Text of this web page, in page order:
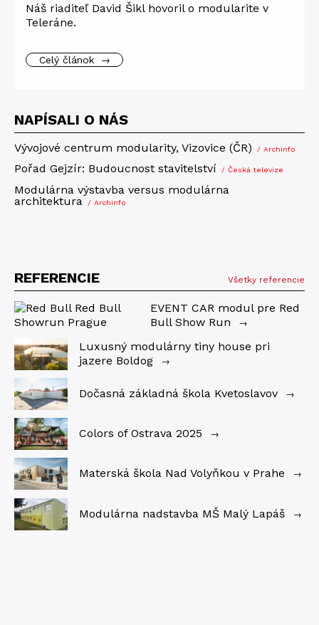
Náš riaditeľ David Šikl hovoril o modularite v
Teleráne.
Celý článok →
NAPÍSALI O NÁS
Vývojové centrum modularity, Vizovice (ČR) / Archinfo
Pořad Gejzír: Budoucnost stavitelství / Česká televize
Modulárna výstavba versus modulárna
architektura
/ Archinfo
REFERENCIE Všetky referencie
EVENT CAR modul pre Red
Bull Show Run
→
Luxusný modulárny tiny house pri
jazere Boldog
→
Dočasná základná škola Kvetoslavov →
Colors of Ostrava 2025 →
Materská škola Nad Volyňkou v Prahe →
Modulárna nadstavba MŠ Malý Lapáš →